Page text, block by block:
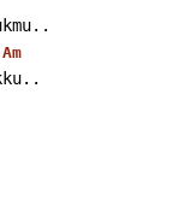
Am